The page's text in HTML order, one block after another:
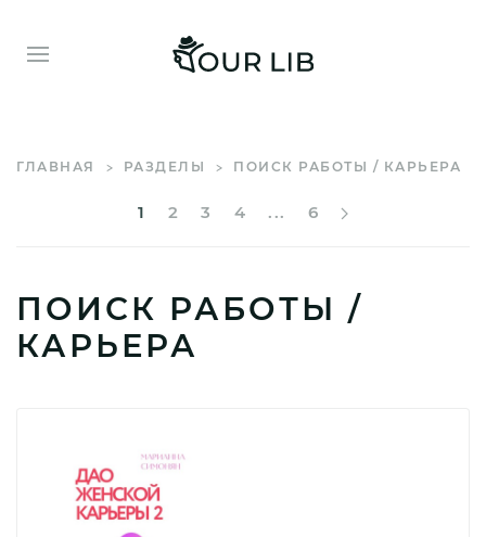
ГЛАВНАЯ РАЗДЕЛЫ ПОИСК РАБОТЫ / КАРЬЕРА
1 2 3 4 ... 6
ПОИСК РАБОТЫ /
КАРЬЕРА